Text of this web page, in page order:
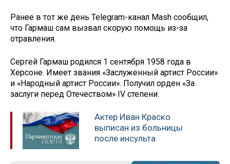
Ранее в тот же день Telegram-канал Mash сообщил,
что Гармаш сам вызвал скорую помощь из-за
отравления.
Сергей Гармаш родился 1 сентября 1958 года в
Херсоне. Имеет звания «Заслуженный артист России»
и «Народный артист России». Получил орден «За
заслуги перед Отечеством» IV степени.
Актер Иван Краско
выписан из больницы
после инсульта